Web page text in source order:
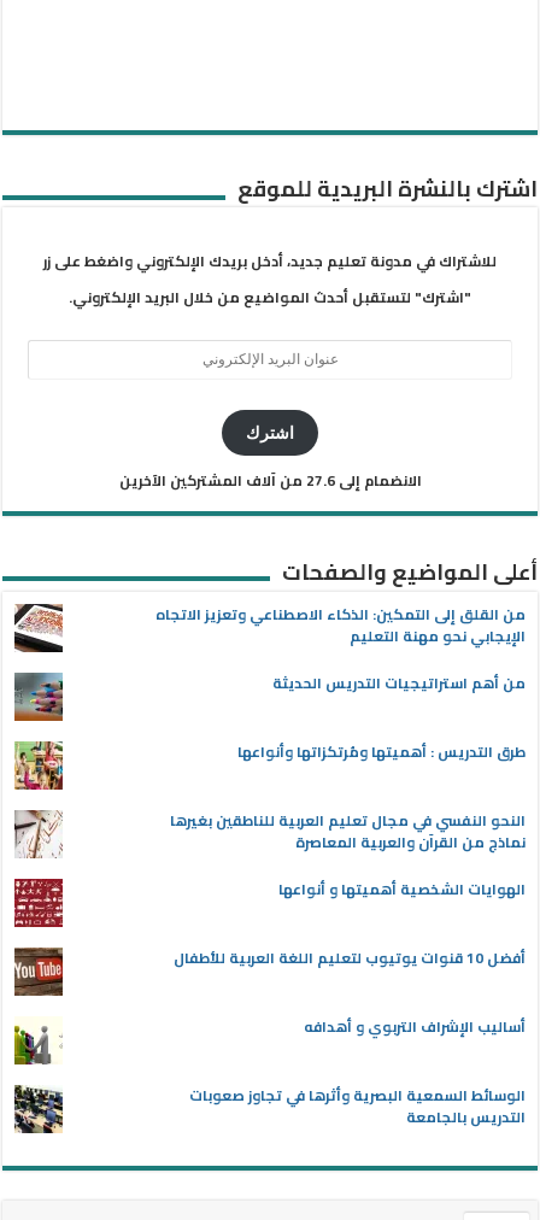
اشترك بالنشرة البريدية للموقع
للاشتراك في مدونة تعليم جديد، أدخل بريدك الإلكتروني واضغط على زر
"اشترك" لتستقبل أحدث المواضيع من خلال البريد الإلكتروني.
اشترك
الانضمام إلى 27.6 من آلاف المشتركين الآخرين
أعلى المواضيع والصفحات
من القلق إلى التمكين: الذكاء الاصطناعي وتعزيز الاتجاه
الإيجابي نحو مهنة التعليم
من أهم استراتيجيات التدريس الحديثة
طرق التدريس : أهميتها ومُرتكزاتها وأنواعها
النحو النفسي في مجال تعليم العربية للناطقين بغيرها
نماذج من القرآن والعربية المعاصرة
الهوايات الشخصية أهميتها و أنواعها
أفضل 10 قنوات يوتيوب لتعليم اللغة العربية للأطفال
أساليب الإشراف التربوي و أهدافه
الوسائط السمعية البصرية وأثرها في تجاوز صعوبات
التدريس بالجامعة